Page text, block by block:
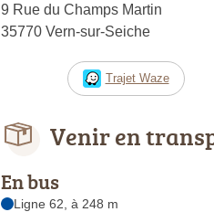
9 Rue du Champs Martin
35770 Vern-sur-Seiche
Trajet Waze
Venir en
En bus
Ligne 62, à 248 m